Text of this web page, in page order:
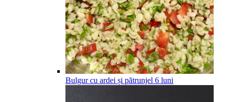
Bulgur cu ardei și pătrunjel 6 luni